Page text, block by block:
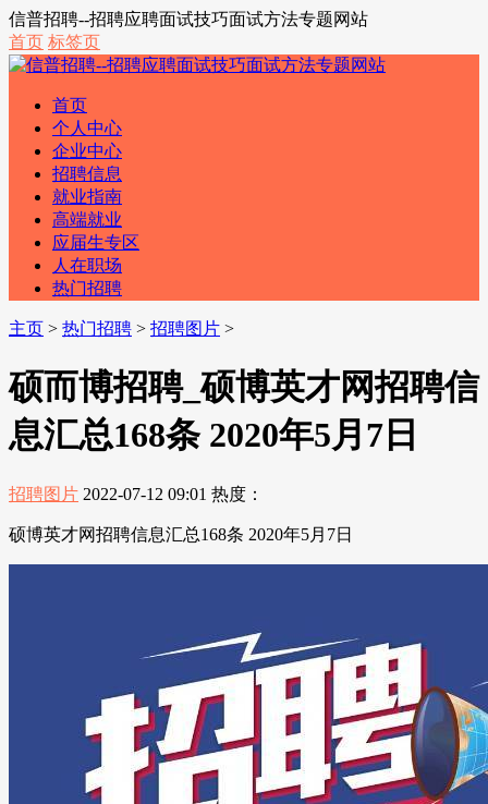
信普招聘--招聘应聘面试技巧面试方法专题网站
首页 标签页
首页
个人中心
企业中心
招聘信息
就业指南
高端就业
应届生专区
人在职场
热门招聘
主页 > 热门招聘 > 招聘图片 >
硕而博招聘_硕博英才网招聘信
息汇总168条 2020年5月7日
招聘图片 2022-07-12 09:01 热度：
硕博英才网招聘信息汇总168条 2020年5月7日